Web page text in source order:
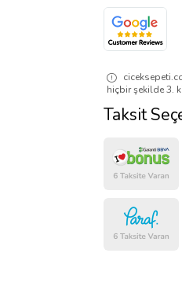
hiçbir şekilde 3.
Taksit